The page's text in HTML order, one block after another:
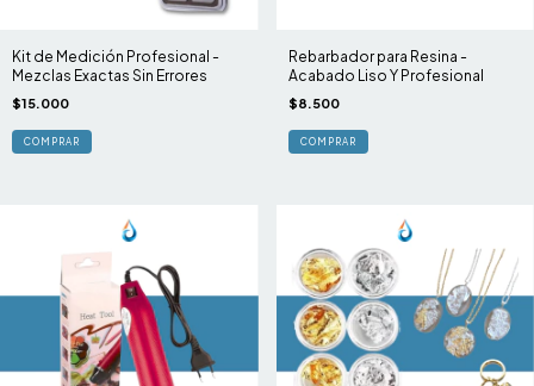
Kit de Medición Profesional -
Mezclas Exactas Sin Errores
$15.000
Rebarbador para Resina -
Acabado Liso Y Profesional
$8.500